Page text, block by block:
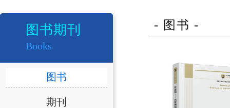
图书期刊
Books
图书
期刊
- 图书 -